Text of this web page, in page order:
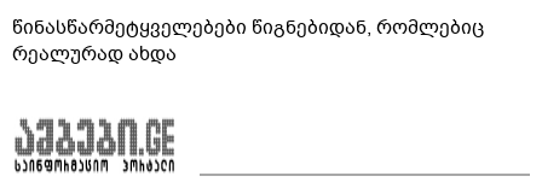
წინასწარმეტყველებები წიგნებიდან, რომლებიც
რეალურად ახდა